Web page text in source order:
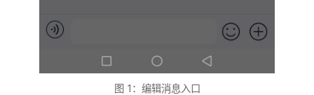
图 1：编辑消息入口